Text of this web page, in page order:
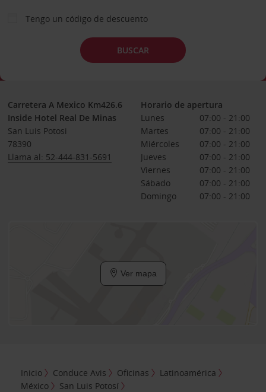
Tengo un código de descuento
BUSCAR
Carretera A Mexico Km426.6
Inside Hotel Real De Minas
San Luis Potosi
78390
Llama al: 52-444-831-5691
Horario de apertura
Lunes
07:00 - 21:00
Martes
07:00 - 21:00
Miércoles
07:00 - 21:00
Jueves
07:00 - 21:00
Viernes
07:00 - 21:00
Sábado
07:00 - 21:00
Domingo
07:00 - 21:00
Ver mapa
Inicio Conduce Avis Oficinas
Latinoamérica
México
San Luis Potosí